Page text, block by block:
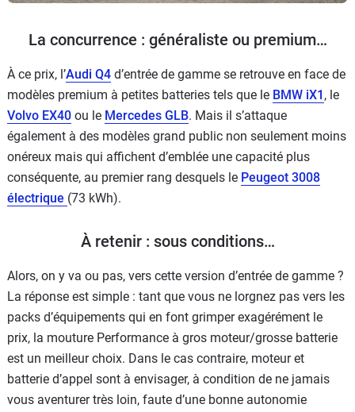
La concurrence : généraliste ou premium…
À ce prix, l’Audi Q4 d’entrée de gamme se retrouve en face de
modèles premium à petites batteries tels que le BMW iX1 , le
Volvo EX40 ou le Mercedes GLB. Mais il s’attaque
également à des modèles grand public non seulement moins
onéreux mais qui affichent d’emblée une capacité plus
conséquente, au premier rang desquels le Peugeot 3008
électrique (73 kWh).
À retenir : sous conditions…
Alors, on y va ou pas, vers cette version d’entrée de gamme ?
La réponse est simple : tant que vous ne lorgnez pas vers les
packs d’équipements qui en font grimper exagérément le
prix, la mouture Performance à gros moteur/grosse batterie
est un meilleur choix. Dans le cas contraire, moteur et
batterie d’appel sont à envisager, à condition de ne jamais
vous aventurer très loin, faute d’une bonne autonomie